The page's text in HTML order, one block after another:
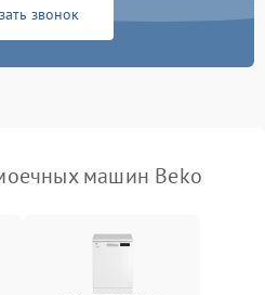
звонок
машин Beko